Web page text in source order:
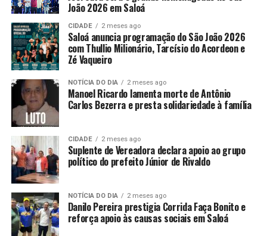
João 2026 em Saloá
CIDADE 2 meses ago
Saloá anuncia programação do São João 2026
com Thullio Milionário, Tarcísio do Acordeon e
Zé Vaqueiro
NOTÍCIA DO DIA 2 meses ago
Manoel Ricardo lamenta morte de Antônio
Carlos Bezerra e presta solidariedade à família
CIDADE 2 meses ago
Suplente de Vereadora declara apoio ao grupo
político do prefeito Júnior de Rivaldo
NOTÍCIA DO DIA 2 meses ago
Danilo Pereira prestigia Corrida Faça Bonito e
reforça apoio às causas sociais em Saloá